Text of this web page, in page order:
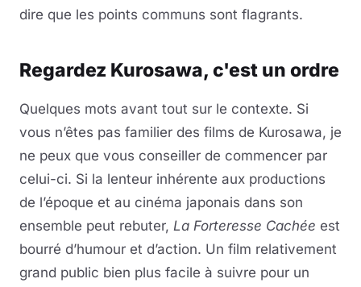
dire que les points communs sont flagrants.
Regardez Kurosawa, c'est un ordre
Quelques mots avant tout sur le contexte. Si
vous n’êtes pas familier des films de Kurosawa, je
ne peux que vous conseiller de commencer par
celui-ci. Si la lenteur inhérente aux productions
de l’époque et au cinéma japonais dans son
ensemble peut rebuter, La Forteresse Cachée est
bourré d’humour et d’action. Un film relativement
grand public bien plus facile à suivre pour un